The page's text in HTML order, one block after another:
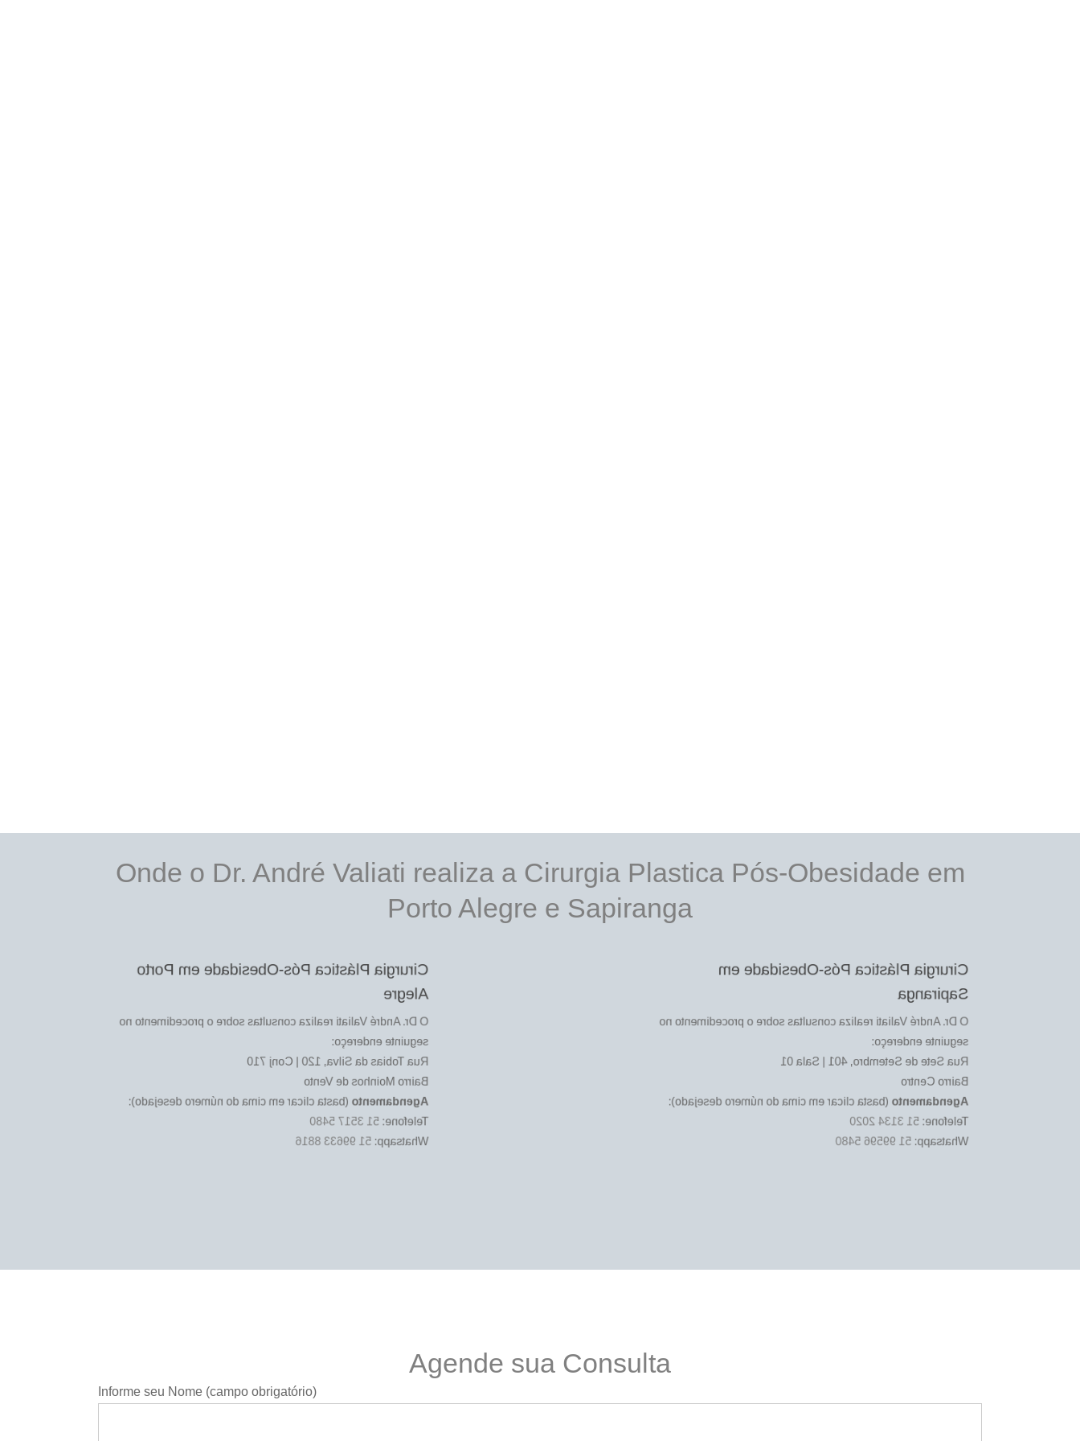
Onde o Dr. André Valiati realiza a Cirurgia Plastica Pós-Obesidade em
Porto Alegre e Sapiranga
Cirurgia Plástica Pós-Obesidade em Porto
Alegre
O Dr. André Valiati realiza consultas sobre o procedimento no
seguinte endereço:
Rua Tobias da Silva, 120 | Conj 710
Bairro Moinhos de Vento
Agendamento
(basta clicar em cima do número desejado):
Telefone:
51 3517 5480
Whatsapp:
51 99633 8816
Cirurgia Plástica Pós-Obesidade em
Sapiranga
O Dr. André Valiati realiza consultas sobre o procedimento no
seguinte endereço:
Rua Sete de Setembro, 401 | Sala 01
Bairro Centro
Agendamento
(basta clicar em cima do número desejado):
Telefone:
51 3134 2020
Whatsapp:
51 99596 5480
Agende sua Consulta
Informe seu Nome (campo obrigatório)